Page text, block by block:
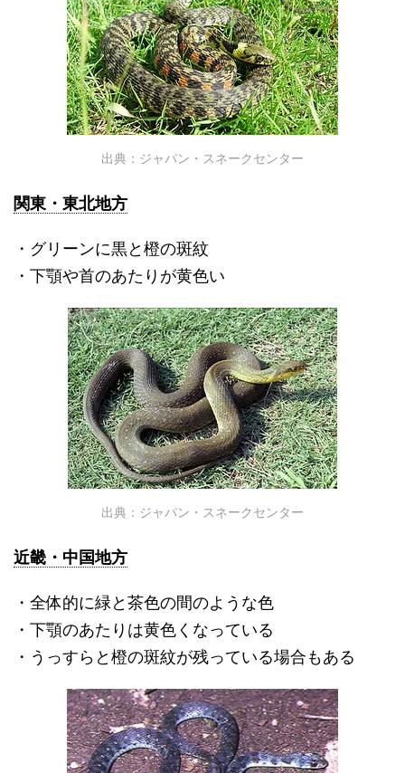
出典：ジャパン・スネークセンター
関東・東北地方
・グリーンに黒と橙の斑紋
・下顎や首のあたりが黄色い
出典：ジャパン・スネークセンター
近畿・中国地方
・全体的に緑と茶色の間のような色
・下顎のあたりは黄色くなっている
・うっすらと橙の斑紋が残っている場合もある